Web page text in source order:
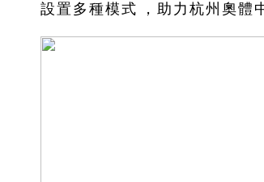
設置多種模式，助力杭州奧體